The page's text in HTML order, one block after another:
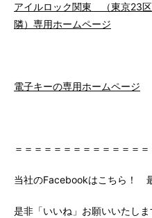
アイルロック関東 （東京23
隣）専用ホームページ
電子キーの専用ホームページ
＝＝＝＝＝＝＝＝＝＝＝＝＝
当社のFacebookはこちら！
是非「いいね」お願いいたしま